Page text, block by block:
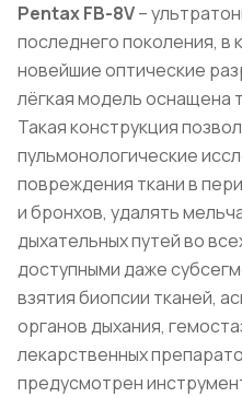
Pentax FB-8V–
последнего поколения, в
новейшие оптические
лёгкая модель оснащена
Такая конструкция
пульмонологические
повреждения ткани в
и бронхов, удалять
дыхательных путей во
доступными даже
взятия биопсии тканей,
органов дыхания,
лекарственных
предусмотрен